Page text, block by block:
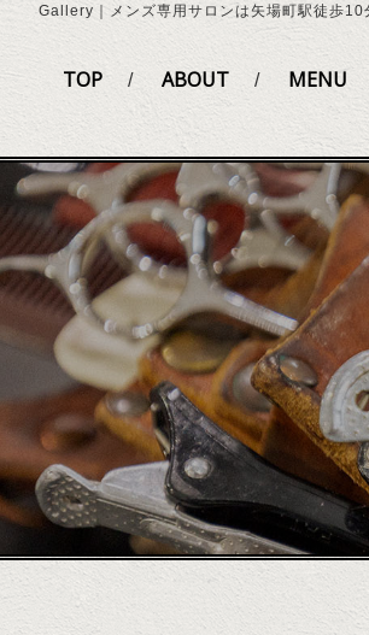
Gallery｜メンズ専用サロンは矢場町駅徒歩
TOP ABOUT MENU